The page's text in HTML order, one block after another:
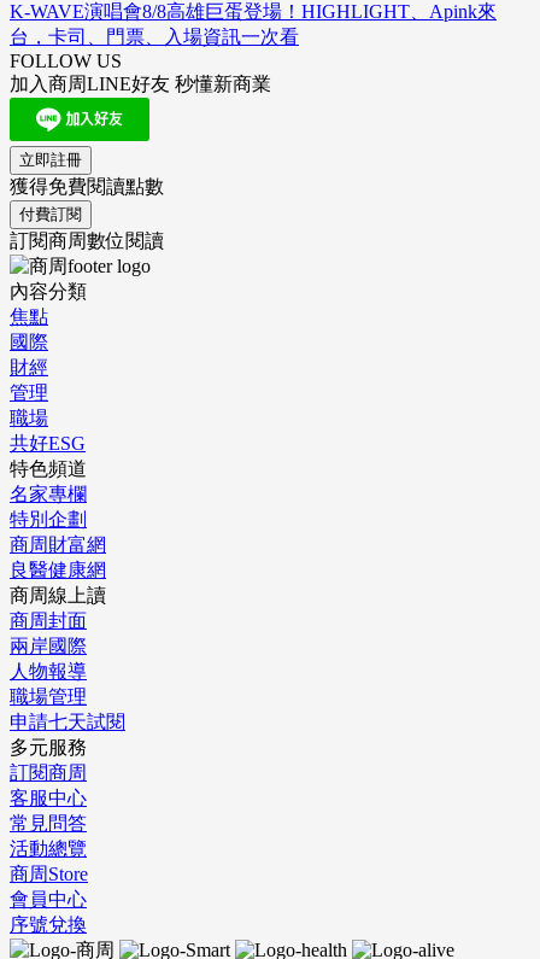
K-WAVE演唱會8/8高雄巨蛋登場！HIGHLIGHT、Apink來
台，卡司、門票、入場資訊一次看
FOLLOW US
加入商周LINE好友 秒懂新商業
立即註冊
獲得免費閱讀點數
付費訂閱
訂閱商周數位閱讀
內容分類
焦點
國際
財經
管理
職場
共好ESG
特色頻道
名家專欄
特別企劃
商周財富網
良醫健康網
商周線上讀
商周封面
兩岸國際
人物報導
職場管理
申請七天試閱
多元服務
訂閱商周
客服中心
常見問答
活動總覽
商周Store
會員中心
序號兌換